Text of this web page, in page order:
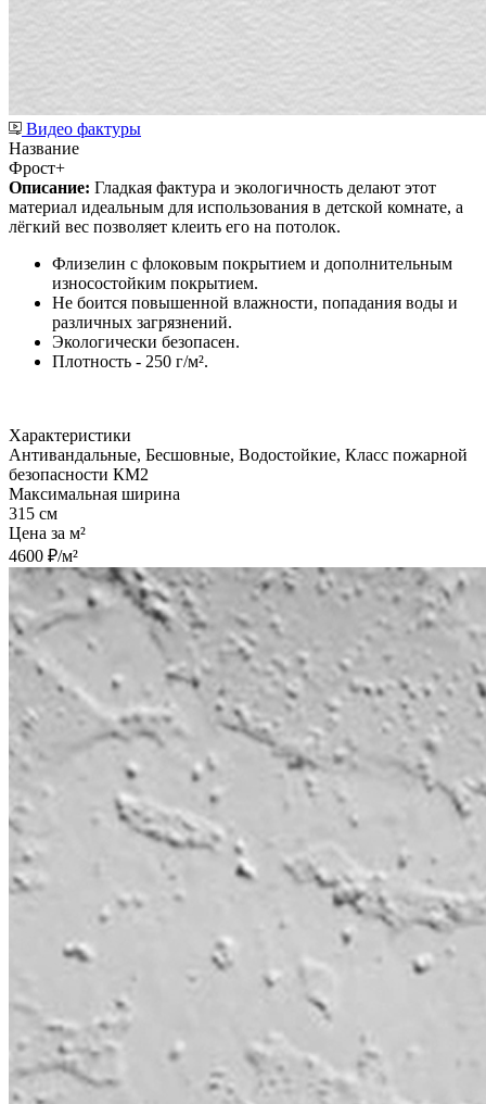
Видео фактуры
Название
Фрост+
Описание: Гладкая фактура и экологичность делают этот
материал идеальным для использования в детской комнате, а
лёгкий вес позволяет клеить его на потолок.
Флизелин с флоковым покрытием и дополнительным
износостойким покрытием.
Не боится повышенной влажности, попадания воды и
различных загрязнений.
Экологически безопасен.
Плотность - 250 г/м².
Характеристики
Антивандальные, Бесшовные, Водостойкие, Класс пожарной
безопасности КМ2
Максимальная ширина
315 см
Цена за м²
4600 ₽/м²